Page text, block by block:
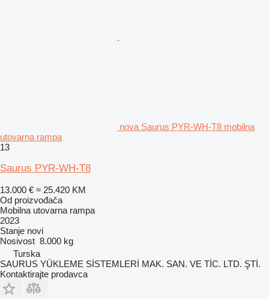
nova Saurus PYR-WH-T8 mobilna
utovarna rampa
13
Saurus PYR-WH-T8
13.000 € ≈ 25.420 KM
Od proizvođača
Mobilna utovarna rampa
2023
Stanje novi
Nosivost 8.000 kg
Turska
SAURUS YÜKLEME SİSTEMLERİ MAK. SAN. VE TİC. LTD. ŞTİ.
Kontaktirajte prodavca